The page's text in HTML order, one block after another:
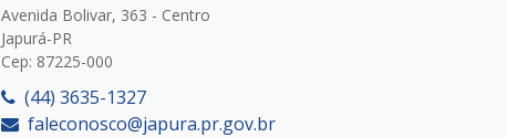
Avenida Bolivar, 363 - Centro
Japurá-PR
Cep: 87225-000
(44) 3635-1327
faleconosco@japura.pr.gov.br